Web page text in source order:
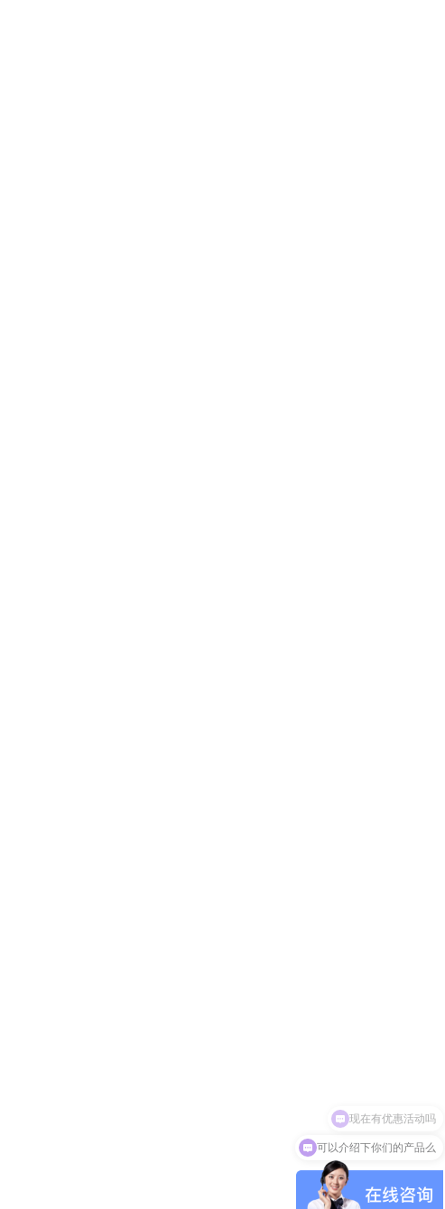
可以介绍下你们的产品么